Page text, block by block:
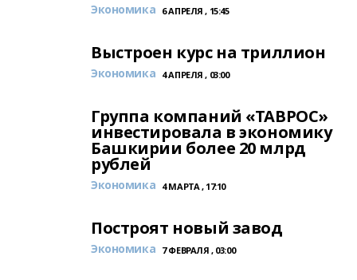
Экономика 6 АПРЕЛЯ , 15:45
Выстроен курс на триллион
Экономика 4 АПРЕЛЯ , 03:00
Группа компаний «ТАВРОС»
инвестировала в экономику
Башкирии более 20 млрд
рублей
Экономика 4 МАРТА , 17:10
Построят новый завод
Экономика 7 ФЕВРАЛЯ , 03:00